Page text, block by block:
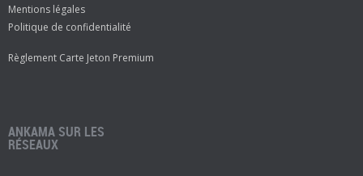
Mentions légales
Politique de confidentialité
Règlement Carte Jeton Premium
ANKAMA SUR LES
RÉSEAUX